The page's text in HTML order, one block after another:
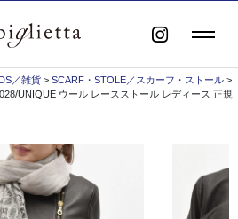
／雑貨 > SCARF・STOLE／スカーフ・ストール >
UNIQUE ウール レースストール レディース 正規